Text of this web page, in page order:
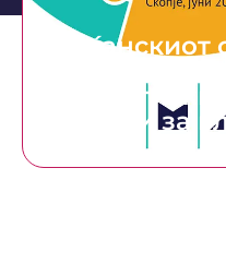
Граѓанскиот
техники за